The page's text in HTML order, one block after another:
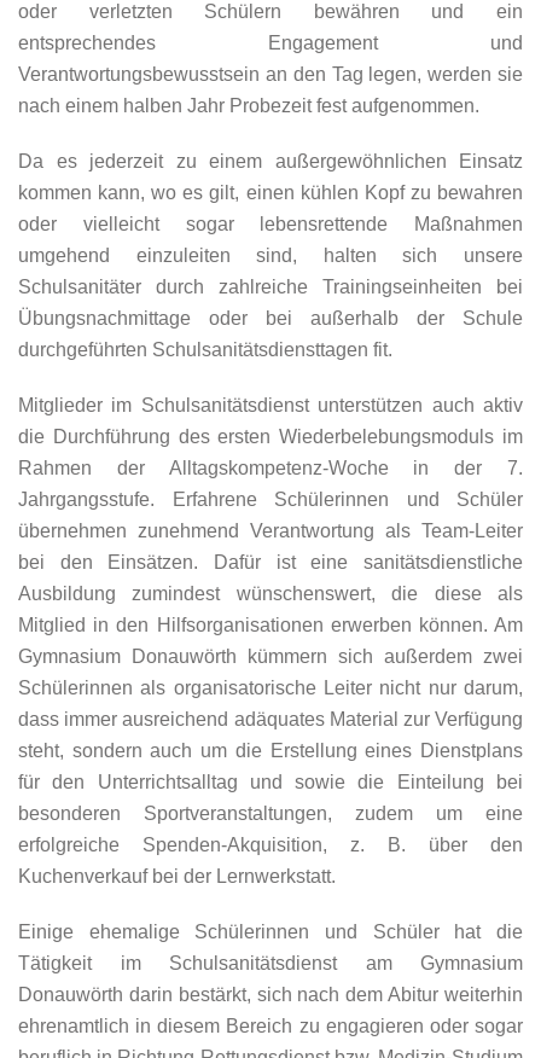
oder verletzten Schülern bewähren und ein
entsprechendes Engagement und
Verantwortungsbewusstsein an den Tag legen, werden sie
nach einem halben Jahr Probezeit fest aufgenommen.
Da es jederzeit zu einem außergewöhnlichen Einsatz
kommen kann, wo es gilt, einen kühlen Kopf zu bewahren
oder vielleicht sogar lebensrettende Maßnahmen
umgehend einzuleiten sind, halten sich unsere
Schulsanitäter durch zahlreiche Trainingseinheiten bei
Übungsnachmittage oder bei außerhalb der Schule
durchgeführten Schulsanitätsdiensttagen fit.
Mitglieder im Schulsanitätsdienst unterstützen auch aktiv
die Durchführung des ersten Wiederbelebungsmoduls im
Rahmen der Alltagskompetenz-Woche in der 7.
Jahrgangsstufe. Erfahrene Schülerinnen und Schüler
übernehmen zunehmend Verantwortung als Team-Leiter
bei den Einsätzen. Dafür ist eine sanitätsdienstliche
Ausbildung zumindest wünschenswert, die diese als
Mitglied in den Hilfsorganisationen erwerben können. Am
Gymnasium Donauwörth kümmern sich außerdem zwei
Schülerinnen als organisatorische Leiter nicht nur darum,
dass immer ausreichend adäquates Material zur Verfügung
steht, sondern auch um die Erstellung eines Dienstplans
für den Unterrichtsalltag und sowie die Einteilung bei
besonderen Sportveranstaltungen, zudem um eine
erfolgreiche Spenden-Akquisition, z. B. über den
Kuchenverkauf bei der Lernwerkstatt.
Einige ehemalige Schülerinnen und Schüler hat die
Tätigkeit im Schulsanitätsdienst am Gymnasium
Donauwörth darin bestärkt, sich nach dem Abitur weiterhin
ehrenamtlich in diesem Bereich zu engagieren oder sogar